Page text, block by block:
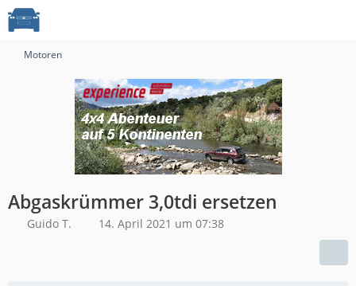
Motoren
Abgaskrümmer 3,0tdi ersetzen
Guido T. 14. April 2021 um 07:38